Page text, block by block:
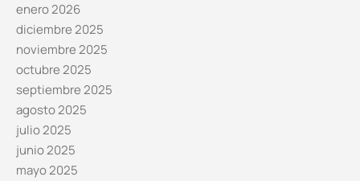
enero 2026
diciembre 2025
noviembre 2025
octubre 2025
septiembre 2025
agosto 2025
julio 2025
junio 2025
mayo 2025